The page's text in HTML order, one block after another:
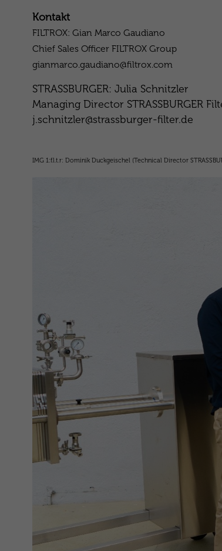
Kontakt
FILTROX: Gian Marco Gaudiano
Chief Sales Officer FILTROX Group
gianmarco.gaudiano@filtrox.com
STRASSBURGER: Julia Schnitzler
Managing Director STRASSBURGER
j.schnitzler@strassburger-filter.de
IMG 1:f.l.t.r: Dominik Duckgeischel (Technical Director